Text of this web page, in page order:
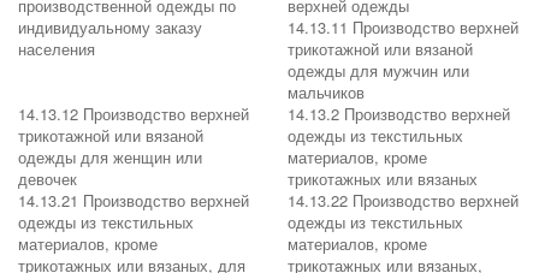
производственной одежды по
индивидуальному заказу
населения
верхней одежды
14.13.11 Производство верхней
трикотажной или вязаной
одежды для мужчин или
мальчиков
14.13.12 Производство верхней
трикотажной или вязаной
одежды для женщин или
девочек
14.13.2 Производство верхней
одежды из текстильных
материалов, кроме
трикотажных или вязаных
14.13.21 Производство верхней
одежды из текстильных
материалов, кроме
трикотажных или вязаных, для
14.13.22 Производство верхней
одежды из текстильных
материалов, кроме
трикотажных или вязаных,